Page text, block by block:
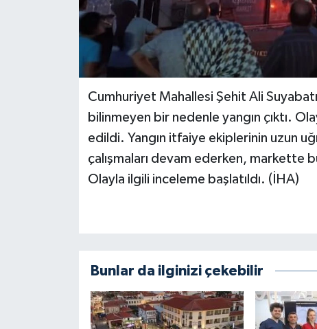
Cumhuriyet Mahallesi Şehit Ali
bilinmeyen bir nedenle yangın çıktı.
edildi. Yangın itfaiye ekiplerinin uzun
çalışmaları devam ederken,
Olayla ilgili inceleme başlatıldı. (İHA)
Bunlar da ilginizi çekebilir